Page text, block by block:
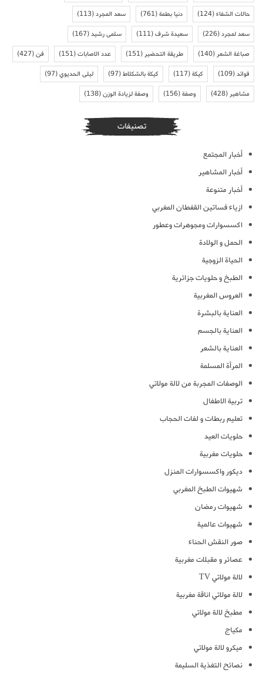
حالات الشفاء(124) دنيا بطمة(761) سعد المجرد(113)
سعد لمجرد(226) سعيدة شرف(111) سلمى رشيد(167)
صباغة الشعر(140) طريقة التحضير(151) عدد الاصابات(151) فن(427)
فوائد(109) كيكة(117) كيكة بالشكلاط(97) ليلى الحديوي(97)
مشاهير(428) وصفة(156) وصفة لزيادة الوزن(138)
تصنيفات
أخبار المجتمع
أخبار المشاهير
أخبار متنوعة
ازياء فساتين القفطان المغربي
اكسسوارات ومجوهرات وعطور
الحمل و الولادة
الحياة الزوجية
الطبخ و حلويات جزائرية
العروس المغربية
العناية بالبشرة
العناية بالجسم
العناية بالشعر
المرأة المسلمة
الوصفات المجربة من لالة مولاتي
تربية الاطفال
تعليم ربطات و لفات الحجاب
حلويات العيد
حلويات مغربية
ديكور واكسسوارات المنزل
شهيوات الطبخ المغربي
شهيوات رمضان
شهيوات عالمية
صور النقش الحناء
عصائر و مقبلات مغربية
لالة مولاتي TV
لالة مولاتي اناقة مغربية
مطبخ لالة مولاتي
مكياج
ميكرو لالة مولاتي
نصائح التغذية السليمة